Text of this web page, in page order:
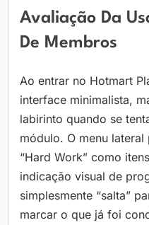
Avaliação Da
De Membros
Ao entrar no Hotmart
interface minimalista,
labirinto quando se
módulo. O menu lateral
“Hard Work” como
indicação visual de
simplesmente “salta”
marcar o que já foi